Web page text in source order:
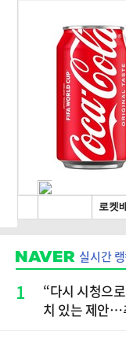
실시간
1
“다시 시청으
치 있는 제안